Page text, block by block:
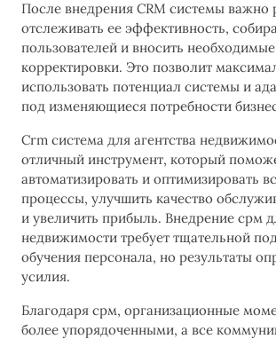
После внедрения CRM системы важно
отслеживать ее эффективность,
пользователей и вносить
корректировки. Это позволит
использовать потенциал системы и
под изменяющиеся потребности
Сrm система для агентства
отличный инструмент, который
автоматизировать и оптимизировать
процессы, улучшить качество
и увеличить прибыль. Внедрение срм
недвижимости требует тщательной
обучения персонала, но результаты
усилия.
Благодаря срм, организационные
более упорядоченными, а все